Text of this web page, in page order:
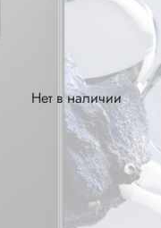
Нет в наличии